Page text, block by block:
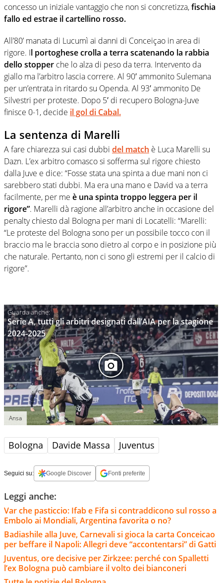
concesso un iniziale vantaggio che non si concretizza,fischia
fallo ed estrae il cartellino rosso.
All’80’ manata di Lucumì ai danni di Conceiçao in area di
rigore. Il portoghese crolla a terra scatenando la rabbia
dello stopper che lo alza di peso da terra. Intervento da
giallo ma l’arbitro lascia correre. Al 90′ ammonito Sulemana
per un’entrata in ritardo su Openda. Al 93′ ammonito De
Silvestri per proteste. Dopo 5′ di recupero Bologna-Juve
finisce 0-1, decide il gol di Cabal.
La sentenza di Marelli
A fare chiarezza sui casi dubbi del match è Luca Marelli su
Dazn. L’ex arbitro comasco si sofferma sul rigore chiesto
dalla Juve e dice: “Fosse stata una spinta a due mani non ci
sarebbero stati dubbi. Ma era una mano e David va a terra
facilmente, per me è una spinta troppo leggera per il
rigore”. Marelli dà ragione all’arbitro anche in occasione del
penalty chiesto dal Bologna per mani di Locatelli: “Marelli:
“Le proteste del Bologna sono per un possibile tocco con il
braccio ma le braccia sono dietro al corpo e in posizione più
che naturale. Pertanto, non ci sono gli estremi per il calcio di
rigore”.
Serie A, tutti gli arbitri designati dall’AIA per la stagione
2024-2025
Ansa
Bologna Davide Massa Juventus
Seguici su: Google Discover Fonti preferite
Leggi anche:
Var che pasticcio: Ifab e Fifa si contraddicono sul rosso a
Embolo ai Mondiali, Argentina favorita o no?
Badiashile alla Juve, Carnevali si gioca la carta Conceicao
per beffare il Napoli: Allegri deve “accontentarsi” di Gatti
Juventus, ore decisive per Zirkzee: perché con Spalletti
l’ex Bologna può cambiare il volto dei bianconeri